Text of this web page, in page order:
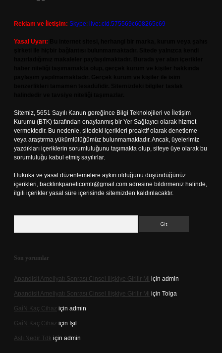
Reklam ve İletişim: Skype: live:.cid.575569c608265c69
Yasal Uyarı:
Sitemiz, 5651 Sayılı Kanun gereğince Bilgi Teknolojileri ve İletişim
Kurumu (BTK) tarafından onaylanmış bir Yer Sağlayıcı olarak hizmet
vermektedir. Bu nedenle, sitedeki içerikleri proaktif olarak denetleme
veya araştırma yükümlülüğümüz bulunmamaktadır. Ancak, üyelerimiz
yazdıkları içeriklerin sorumluluğunu taşımakta olup, siteye üye olarak bu
sorumluluğu kabul etmiş sayılırlar.
Hukuka ve yasal düzenlemelere aykırı olduğunu düşündüğünüz
içerikleri, backlinkpanelicomtr@gmail.com adresine bildirmeniz halinde,
ilgili içerikler yasal süre içerisinde sitemizden kaldırılacaktır.
Son yorumlar
Apandisit Ameliyatı Sonrası Cinsel Ilişkiye Girilir Mi için admin
Apandisit Ameliyatı Sonrası Cinsel Ilişkiye Girilir Mi için Tolga
Gai̇N Kaç Cihaz için admin
Gai̇N Kaç Cihaz için Işıl
Aslı Nedir Tdk için admin